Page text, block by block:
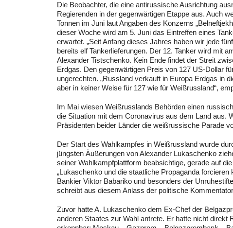
Die Beobachter, die eine antirussische Ausrichtung
Regierenden in der gegenwärtigen Etappe aus. Auch
Tonnen im Juni laut Angaben des Konzerns
dieser Woche wird am 5. Juni das Eintreffen eines
erwartet. „Seit Anfang dieses Jahres haben wir jede
bereits elf Tankerlieferungen. Der 12. Tanker wird mit
Alexander Tistschenko. Kein Ende findet der Streit
Erdgas. Den gegenwärtigen Preis von 127 US-Dollar
ungerechten. „Russland verkauft in Europa Erdgas in
aber in keiner Weise für 127 wie für Weißrussland“,
Im Mai wiesen Weißrusslands Behörden einen
die Situation mit dem Coronavirus aus dem Land aus.
Präsidenten beider Länder die weißrussische Parade
Der Start des Wahlkampfes in Weißrussland wurde
jüngsten Äußerungen von Alexander Lukaschenko
seiner Wahlkampfplattform beabsichtige, gerade auf
„Lukaschenko und die staatliche Propaganda
Bankier Viktor Babariko und besonders der
schreibt aus diesem Anlass der politische
Zuvor hatte A. Lukaschenko dem Ex-Chef der
anderen Staates zur Wahl antrete. Er hatte nicht